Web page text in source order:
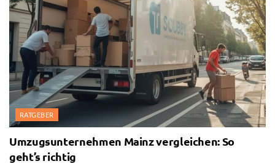
RATGEBER
Umzugsunternehmen Mainz vergleichen: So
geht’s richtig